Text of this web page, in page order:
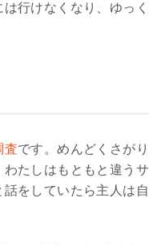
行けなくなり、ゆっ
査です。めんどくさが
たしはもともと違う
をしていたら主人は